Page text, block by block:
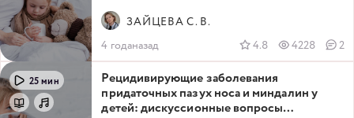
ЗАЙЦЕВА С. В.
4 годаназад
4.8 4228 2
25 мин
Рецидивирующие заболевания
придаточных пазух носа и миндалин у
детей: дискуссионные вопросы